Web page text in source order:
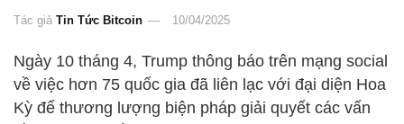
Tác giả Tin Tức Bitcoin 10/04/2025
Ngày 10 tháng 4, Trump thông báo trên mạng social
về việc hơn 75 quốc gia đã liên lạc với đại diện Hoa
Kỳ để thương lượng biện pháp giải quyết các vấn